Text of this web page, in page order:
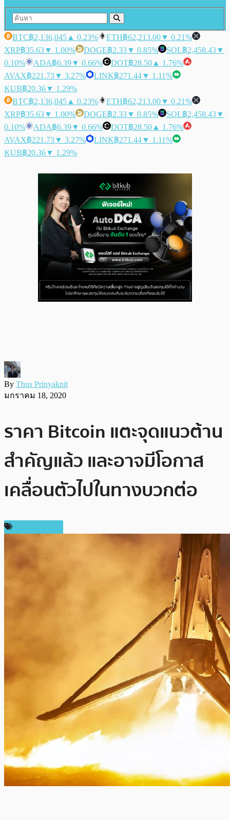
BTC฿2,136,045 ▲ 0.23% ETH฿62,213.00▼ 0.21%
XRP฿35.63▼ 1.00% DOGE฿2.33▼ 0.85% SOL฿2,458.43▼
0.10%
ADA฿6.39▼ 0.66% DOT฿28.50 ▲ 1.76%
AVAX฿221.73▼ 3.27% LINK฿271.44▼ 1.11%
KUB฿20.36▼ 1.29%
BTC฿2,136,045 ▲ 0.23% ETH฿62,213.00▼ 0.21%
XRP฿35.63▼ 1.00% DOGE฿2.33▼ 0.85% SOL฿2,458.43▼
0.10%
ADA฿6.39▼ 0.66% DOT฿28.50 ▲ 1.76%
AVAX฿221.73▼ 3.27% LINK฿271.44▼ 1.11%
KUB฿20.36▼ 1.29%
By Thus Prinyaknit
มกราคม 18, 2020
ราคา Bitcoin แตะจุดแนวต้าน
สำคัญแล้ว และอาจมีโอกาส
เคลื่อนตัวไปในทางบวกต่อ